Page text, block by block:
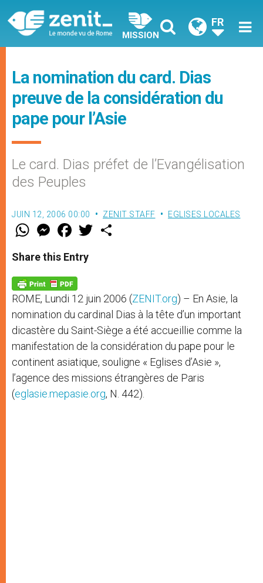
MISSION
FR
La nomination du card. Dias
preuve de la considération du
pape pour l’Asie
Le card. Dias préfet de l’Evangélisation
des Peuples
JUIN 12, 2006 00:00 ZENIT STAFF EGLISES LOCALES
W
t
s
p
p
M
e
s
e
g
e
r
F
a
e
b
o
k
w
Share this Entry
ROME, Lundi 12 juin 2006 (ZENIT.org) – En Asie, la
nomination du cardinal Dias à la tête d’un important
dicastère du Saint-Siège a été accueillie comme la
manifestation de la considération du pape pour le
continent asiatique, souligne « Eglises d’Asie »,
l’agence des missions étrangères de Paris
(eglasie.mepasie.org, N. 442).